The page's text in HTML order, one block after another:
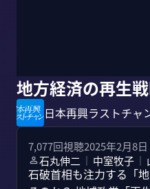
地方経済の再生
日本再興ラストチャ
7,077回視聴2025年2月8日
石丸伸二 ｜ 中室牧子 ｜
石破首相も注力する「